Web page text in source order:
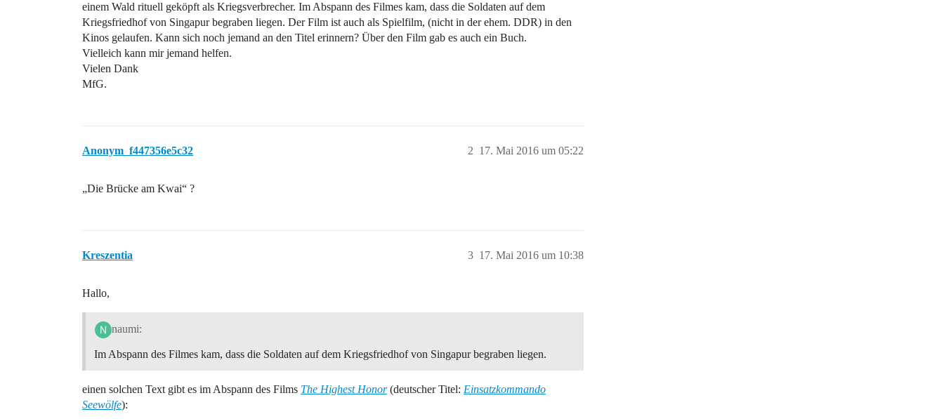
einem Wald rituell geköpft als Kriegsverbrecher. Im Abspann des Filmes kam, dass die Soldaten auf dem
Kriegsfriedhof von Singapur begraben liegen. Der Film ist auch als Spielfilm, (nicht in der ehem. DDR) in den
Kinos gelaufen. Kann sich noch jemand an den Titel erinnern? Über den Film gab es auch ein Buch.
Vielleich kann mir jemand helfen.
Vielen Dank
MfG.
Anonym_f447356e5c32 17. Mai 2016 um 05:22
2
„Die Brücke am Kwai“ ?
Kreszentia 17. Mai 2016 um 10:38
3
Hallo,
naumi:
Im Abspann des Filmes kam, dass die Soldaten auf dem Kriegsfriedhof von Singapur begraben liegen.
einen solchen Text gibt es im Abspann des Films The Highest Honor(deutscher Titel: Einsatzkommando
Seewölfe):